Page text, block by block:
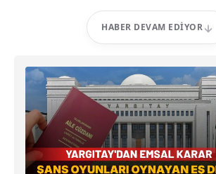
HABER DEVAM EDIYOR